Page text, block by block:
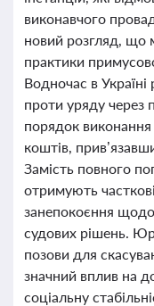
виконавчого
новий розгляд, що
практики
Водночас в
проти уряду через
порядок
коштів,
Замість повного
отримують
занепокоєння
судових рішень.
позови для
значний вплив на
соціальну